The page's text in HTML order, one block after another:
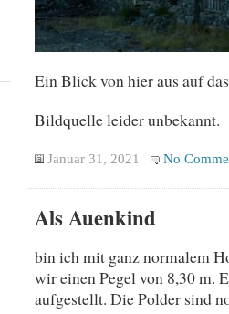
Ein Blick von hier aus auf
Bildquelle leider unbekannt.
Januar 31, 2021 No
Als Auenkind
bin ich mit ganz normalem
wir einen Pegel von 8,30 m.
aufgestellt. Die Polder sind